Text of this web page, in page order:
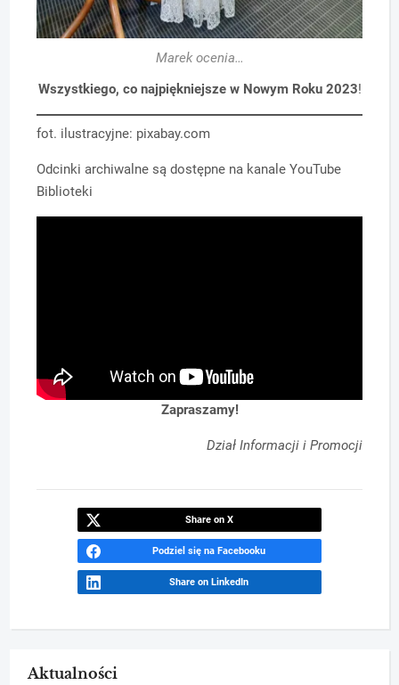
Marek ocenia…
Wszystkiego, co najpiękniejsze w Nowym Roku 2023!
fot. ilustracyjne: pixabay.com
Odcinki archiwalne są dostępne na kanale YouTube
Biblioteki
Zapraszamy!
Dział Informacji i Promocji
Share on X
Podziel się na Facebooku
Share on LinkedIn
Aktualności